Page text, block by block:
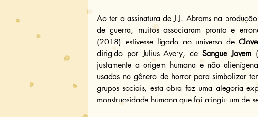
Ao ter a assinatura de J.J. Abrams na
de guerra, muitos associaram pronta e
(2018) estivesse ligado ao universo de
dirigido por Julius Avery, de Sangue Jovem
justamente a origem humana e não
usadas no gênero de horror para simbolizar
grupos sociais, esta obra faz uma alegoria
monstruosidade humana que foi atingiu um de